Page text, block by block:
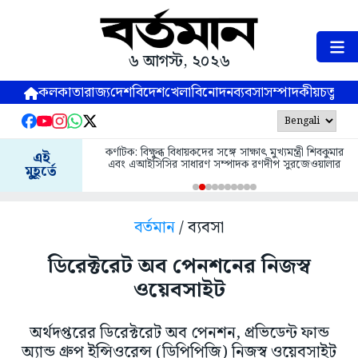
৬ আগস্ট, ২০২৬
কলকাতারাজ্যদেশবিদেশখেলাবিনোদনব্যবসাসম্পাদকীয়
এই
মুহূর্তে
কর্ণাটক: বিক্ষুব্ধ বিধায়কদের সঙ্গে সাক্ষাৎ মুখ্যমন্ত্রী শিবকুমার
এবং এআইসিসির সাধারণ সম্পাদক রণদীপ সুরজেওয়ালার
বর্তমান/ ব্যবসা
ডিরেক্টরেট অব পেনশনের নিজস্ব
ওয়েবসাইট
অর্থদপ্তরের ডিরেক্টরেট অব পেনশন, প্রভিডেন্ট ফান্ড
অ্যান্ড গ্রুপ ইন্সিওরেন্স (ডিপিপিজি) নিজস্ব ওয়েবসাইট